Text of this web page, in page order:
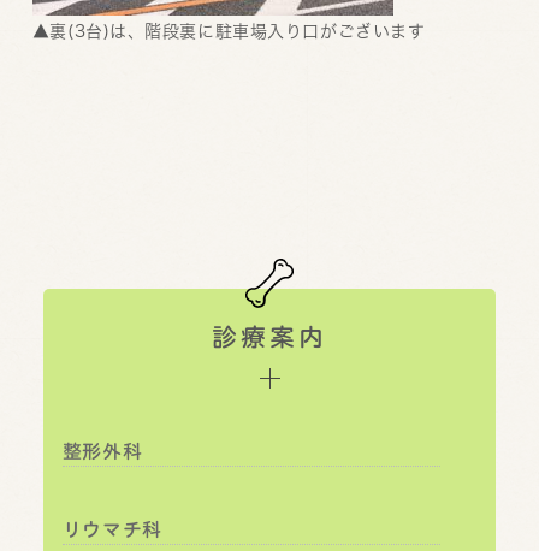
▲裏(3台)は、階段裏に駐車場入り口がございます
診療案内
整形外科
リウマチ科